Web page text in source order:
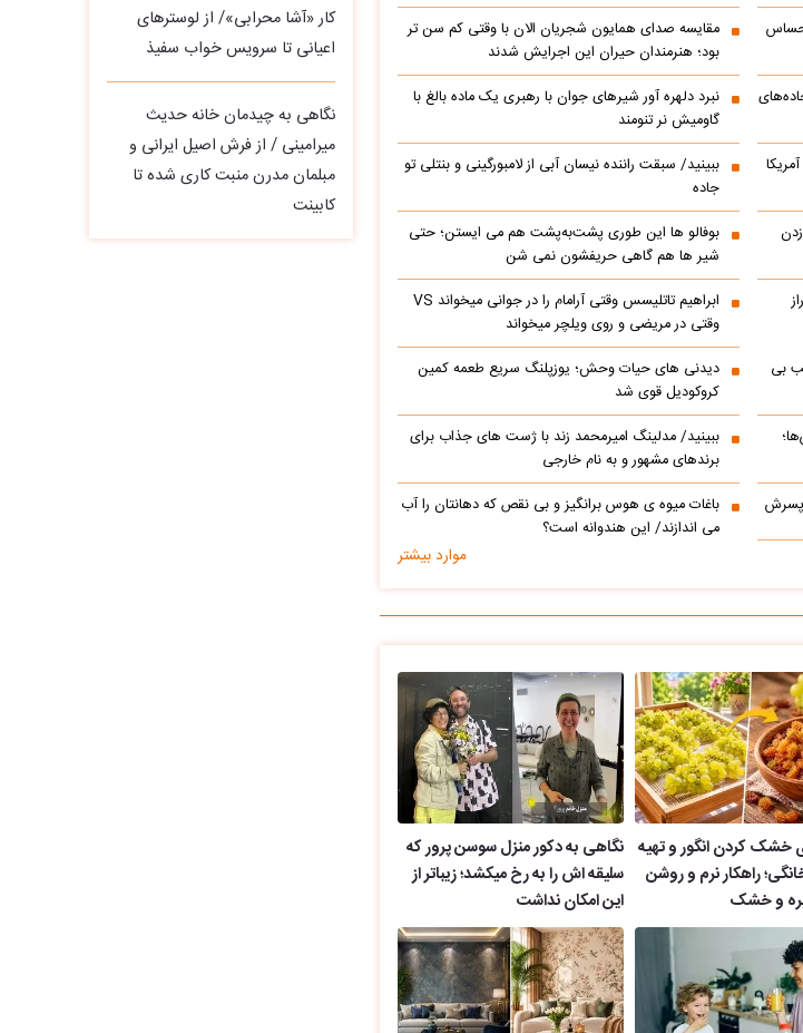
مقایسه صدای همایون شجریان الان با وقتی کم سن تر
بود؛ هنرمندان حیران این اجرایش شدند
۷۰ تنی در جاده‌های
نبرد دلهره آور شیرهای جوان با رهبری یک ماده بالغ با
گاومیش نر تنومند
ببینید/ سبقت راننده نیسان آبی از لامبورگینی و بنتلی تو
جاده
بوفالو ها این‌ طوری پشت‌به‌پشت هم می‌ ایستن؛ حتی
شیر ها هم گاهی حریفشون نمی‌ شن
ابراهیم تاتلیسس وقتی آرامام را در جوانی میخواند VS
وقتی در مریضی و روی ویلچر میخواند
بی
دیدنی های حیات وحش؛ یوزپلنگ سریع طعمه کمین
کروکودیل قوی شد
ببینید/ مدلینگ امیرمحمد زند با ژست های جذاب برای
برندهای مشهور و به نام خارجی
پسرش
باغات میوه ی هوس برانگیز و بی نقص که دهانتان را آب
می اندازند/ این هندوانه است؟
موارد بیشتر
کردن انگور و تهیه
راهکار نرم و روشن
و خشک
نگاهی به دکور منزل سوسن پرور که
سلیقه اش را به رخ میکشد؛ زیباتر از
این امکان نداشت
کار «آشا محرابی»/ از لوسترهای
اعیانی تا سرویس خواب سفیذ
نگاهی به چیدمان خانه حدیث
میرامینی / از فرش اصیل ایرانی و
مبلمان مدرن منبت‌ کاری‌ شده تا
کابینت